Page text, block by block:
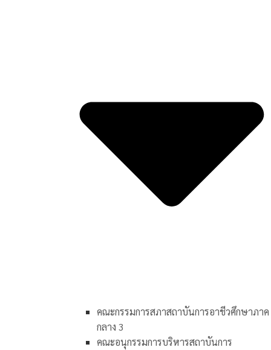
คณะกรรมการสภาสถาบันการอาชีวศึกษาภาค
กลาง 3
คณะอนุกรรมการบริหารสถาบันการ